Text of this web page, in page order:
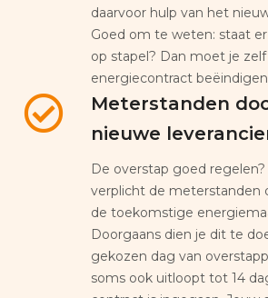
daarvoor hulp van het
Goed om te weten: staat
op stapel? Dan moet je
energiecontract
Meterstanden
nieuwe
De overstap goed
verplicht de meterstanden
de toekomstige
Doorgaans dien je dit te
gekozen dag van
soms ook uitloopt tot 14